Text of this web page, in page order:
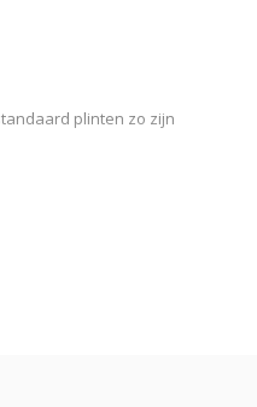
plinten zo zijn